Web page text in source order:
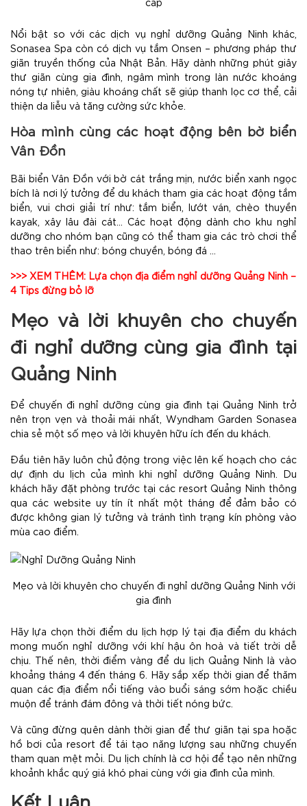
Nổi bật so với các dịch vụ nghỉ dưỡng Quảng Ninh khác,
Sonasea Spa còn có dịch vụ tắm Onsen – phương pháp thư
giãn truyền thống của Nhật Bản. Hãy dành những phút giây
thư giãn cùng gia đình, ngâm mình trong làn nước khoáng
nóng tự nhiên, giàu khoáng chất sẽ giúp thanh lọc cơ thể, cải
thiện da liễu và tăng cường sức khỏe.
Hòa mình cùng các hoạt động bên bờ biển
Vân Đồn
Bãi biển Vân Đồn với bờ cát trắng mịn, nước biển xanh ngọc
bích là nơi lý tưởng để du khách tham gia các hoạt động tắm
biển, vui chơi giải trí như: tắm biển, lướt ván, chèo thuyền
kayak, xây lâu đài cát… Các hoạt động dành cho khu nghỉ
dưỡng cho nhóm bạn cũng có thể tham gia các trò chơi thể
thao trên biển như: bóng chuyền, bóng đá …
>>> XEM THÊM: Lựa chọn địa điểm nghỉ dưỡng Quảng Ninh –
4 Tips đừng bỏ lỡ
Mẹo và lời khuyên cho chuyến
đi nghỉ dưỡng cùng gia đình tại
Quảng Ninh
Để chuyến đi nghỉ dưỡng cùng gia đình tại Quảng Ninh trở
nên trọn vẹn và thoải mái nhất, Wyndham Garden Sonasea
chia sẻ một số mẹo và lời khuyên hữu ích đến du khách.
Đầu tiên hãy luôn chủ động trong việc lên kế hoạch cho các
dự định du lịch của mình khi nghỉ dưỡng Quảng Ninh. Du
khách hãy đặt phòng trước tại các resort Quảng Ninh thông
qua các website uy tín ít nhất một tháng để đảm bảo có
được không gian lý tưởng và tránh tình trạng kín phòng vào
mùa cao điểm.
Mẹo và lời khuyên cho chuyến đi nghỉ dưỡng Quảng Ninh với
gia đình
Hãy lựa chọn thời điểm du lịch hợp lý tại địa điểm du khách
mong muốn nghỉ dưỡng với khí hậu ôn hoà và tiết trời dễ
chịu. Thế nên, thời điểm vàng để du lịch Quảng Ninh là vào
khoảng tháng 4 đến tháng 6. Hãy sắp xếp thời gian để thăm
quan các địa điểm nổi tiếng vào buổi sáng sớm hoặc chiều
muộn để tránh đám đông và thời tiết nóng bức.
Và cũng đừng quên dành thời gian để thư giãn tại spa hoặc
hồ bơi của resort để tái tạo năng lượng sau những chuyến
tham quan mệt mỏi. Du lịch chính là cơ hội để tạo nên những
khoảnh khắc quý giá khó phai cùng với gia đình của mình.
Kết Luận